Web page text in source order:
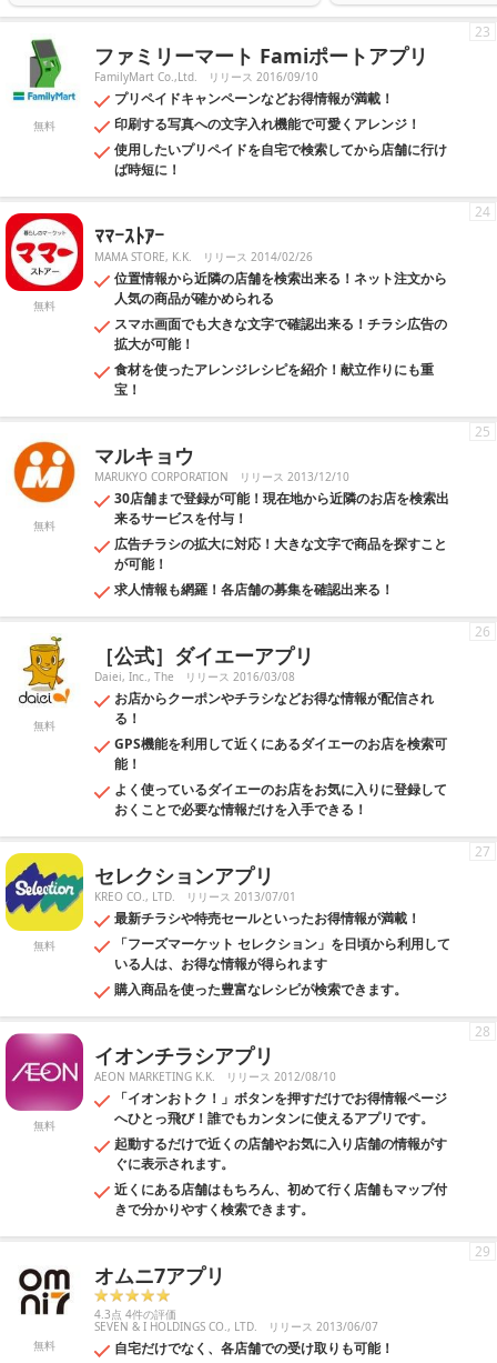
無料
ファミリーマート Famiポートアプリ
FamilyMart Co.,Ltd. リリース 2016/09/10
プリペイドキャンペーンなどお得情報が満載！
印刷する写真への文字入れ機能で可愛くアレンジ！
使用したいプリペイドを自宅で検索してから店舗に行け
ば時短に！
23
無料
ﾏﾏｰｽﾄｱｰ
MAMA STORE, K.K. リリース 2014/02/26
位置情報から近隣の店舗を検索出来る！ネット注文から
人気の商品が確かめられる
スマホ画面でも大きな文字で確認出来る！チラシ広告の
拡大が可能！
食材を使ったアレンジレシピを紹介！献立作りにも重
宝！
24
無料
マルキョウ
MARUKYO CORPORATION リリース 2013/12/10
30店舗まで登録が可能！現在地から近隣のお店を検索出
来るサービスを付与！
広告チラシの拡大に対応！大きな文字で商品を探すこと
が可能！
求人情報も網羅！各店舗の募集を確認出来る！
25
無料
［公式］ダイエーアプリ
Daiei, Inc., The リリース 2016/03/08
お店からクーポンやチラシなどお得な情報が配信され
る！
GPS機能を利用して近くにあるダイエーのお店を検索可
能！
よく使っているダイエーのお店をお気に入りに登録して
おくことで必要な情報だけを入手できる！
26
無料
セレクションアプリ
KREO CO., LTD. リリース 2013/07/01
最新チラシや特売セールといったお得情報が満載！
「フーズマーケット セレクション」を日頃から利用して
いる人は、お得な情報が得られます
購入商品を使った豊富なレシピが検索できます。
27
無料
イオンチラシアプリ
AEON MARKETING K.K. リリース 2012/08/10
「イオンおトク！」ボタンを押すだけでお得情報ページ
へひとっ飛び！誰でもカンタンに使えるアプリです。
起動するだけで近くの店舗やお気に入り店舗の情報がす
ぐに表示されます。
近くにある店舗はもちろん、初めて行く店舗もマップ付
きで分かりやすく検索できます。
28
無料
オムニ7アプリ
4.3点 4件の評価
SEVEN & I HOLDINGS CO., LTD. リリース 2013/06/07
自宅だけでなく、各店舗での受け取りも可能！
29